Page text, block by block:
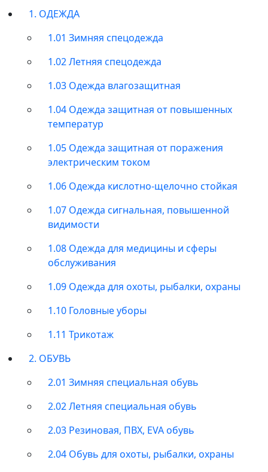
1. ОДЕЖДА
1.01 Зимняя спецодежда
1.02 Летняя спецодежда
1.03 Одежда влагозащитная
1.04 Одежда защитная от повышенных
температур
1.05 Одежда защитная от поражения
электрическим током
1.06 Одежда кислотно-щелочно стойкая
1.07 Одежда сигнальная, повышенной
видимости
1.08 Одежда для медицины и сферы
обслуживания
1.09 Одежда для охоты, рыбалки, охраны
1.10 Головные уборы
1.11 Трикотаж
2. ОБУВЬ
2.01 Зимняя специальная обувь
2.02 Летняя специальная обувь
2.03 Резиновая, ПВХ, EVA обувь
2.04 Обувь для охоты, рыбалки, охраны